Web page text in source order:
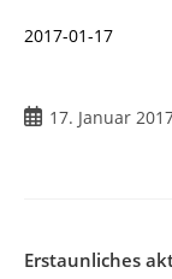
2017-01-17
17. Januar
Erstaunliches